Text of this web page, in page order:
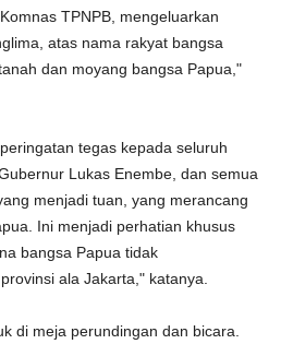
TPNPB, mengeluarkan
atas nama rakyat bangsa
dan moyang bangsa Papua,"
tegas kepada seluruh
Lukas Enembe, dan semua
menjadi tuan, yang merancang
Ini menjadi perhatian khusus
bangsa Papua tidak
ala Jakarta," katanya.
di meja perundingan dan bicara.